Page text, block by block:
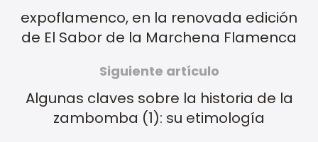
expoflamenco, en la renovada edición
de El Sabor de la Marchena Flamenca
Siguiente artículo
Algunas claves sobre la historia de la
zambomba (1): su etimología